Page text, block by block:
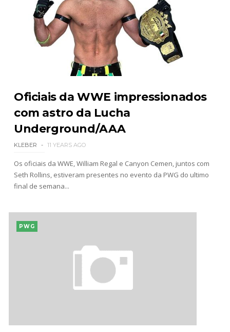
Oficiais da WWE impressionados
com astro da Lucha
Underground/AAA
KLEBER 11 YEARS AGO
Os oficiais da WWE, William Regal e Canyon Cemen, juntos com
Seth Rollins, estiveram presentes no evento da PWG do ultimo
final de semana...
PWG